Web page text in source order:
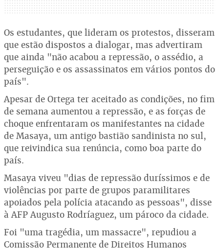
Os estudantes, que lideram os protestos, disseram
que estão dispostos a dialogar, mas advertiram
que ainda "não acabou a repressão, o assédio, a
perseguição e os assassinatos em vários pontos do
país".
Apesar de Ortega ter aceitado as condições, no fim
de semana aumentou a repressão, e as forças de
choque enfrentaram os manifestantes na cidade
de Masaya, um antigo bastião sandinista no sul,
que reivindica sua renúncia, como boa parte do
país.
Masaya viveu "dias de repressão duríssimos e de
violências por parte de grupos paramilitares
apoiados pela polícia atacando as pessoas", disse
à AFP Augusto Rodríaguez, um pároco da cidade.
Foi "uma tragédia, um massacre", repudiou a
Comissão Permanente de Direitos Humanos